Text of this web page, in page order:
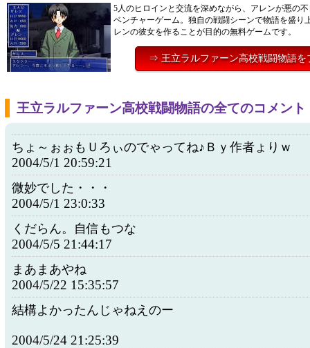
5人のヒロインと交流を深めながら、アレンが悪の
ベンチャーゲーム。独自の戦闘シーンで物語を盛り
レンの彼女を作ることが目的の無料ゲームです。
⇒ 王立ラルファーン高校戦闘物語を
王立ラルファーン高校戦闘物語の全てのコメント
ちょ～ぉぉもＵろぃのでゃってね♪Ｂｙ作者ょりｗ
2004/5/1 20:59:21
微妙でした・・・
2004/5/1 23:0:33
くだらん。自信もつな
2004/5/5 21:44:17
まあまあやね
2004/5/22 15:35:57
結構よかったんじゃねえのー
2004/5/24 21:25:39